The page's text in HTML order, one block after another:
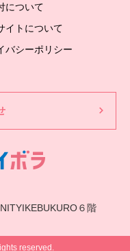
について
イトについて
バシーポリシー
６階
reserved.